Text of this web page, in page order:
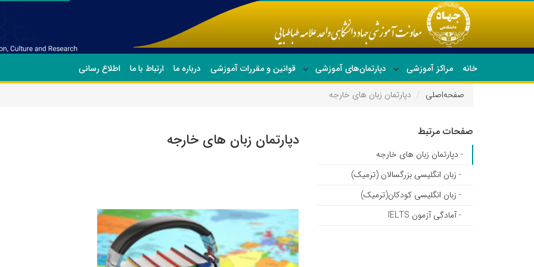
خانه مراکز آموزشی دپارتمان‌های آموزشی قوانین و مقررات آموزشی درباره ما ارتباط با ما
اطلاع رسانی
صفحه‌اصلی
دپارتمان زبان های خارجه
دپارتمان زبان های خارجه صفحات مرتبط
- دپارتمان زبان های خارجه
- زبان انگلیسی بزرگسالان (ترمیک)
- زبان انگلیسی کودکان(ترمیک)
- آمادگی آزمون IELTS